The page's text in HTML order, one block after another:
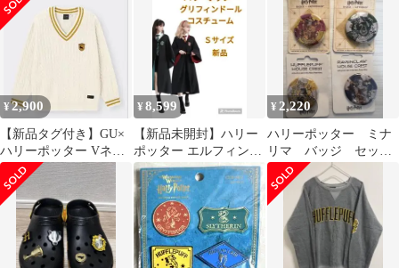
式
レア 新品
¥2,900
【新品タグ付き】GU×
ハリーポッター Vネッ
クセーター ハッフルパ
フ
¥8,599
【新品未開封】ハリー
ポッター エルフィンド
ール セット Sサイズ
¥ 2,220
ハリーポッター ミナ
リマ バッジ セッ
ト MinaLima badge